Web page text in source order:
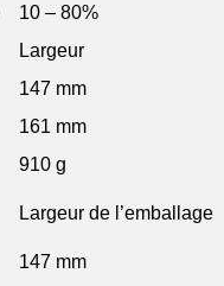
10 – 80%
Largeur
147 mm
161 mm
910 g
Largeur de l’emballage
147 mm